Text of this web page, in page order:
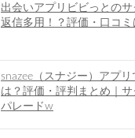
出会いアプリビビっとの
返信多用！？評価・口コミ
snazee（スナジー）アプリ
は？評価・評判まとめ｜
パレードw